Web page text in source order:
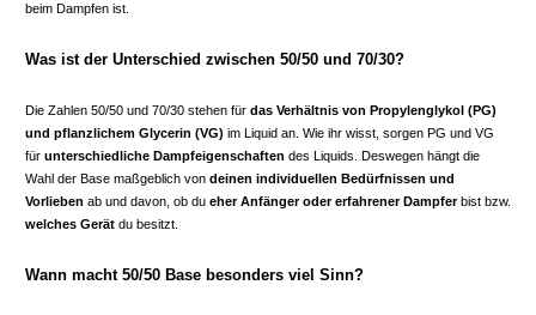
beim Dampfen ist.
Was ist der Unterschied zwischen 50/50 und 70/30?
Die Zahlen 50/50 und 70/30 stehen für das Verhältnis von Propylenglykol (PG)
und pflanzlichem Glycerin (VG) im Liquid an. Wie ihr wisst, sorgen PG und VG
für unterschiedliche Dampfeigenschaften des Liquids. Deswegen hängt die
Wahl der Base maßgeblich von deinen individuellen Bedürfnissen und
Vorlieben ab und davon, ob du eher Anfänger oder erfahrener Dampferbist bzw.
welches Gerät du besitzt.
Wann macht 50/50 Base besonders viel Sinn?